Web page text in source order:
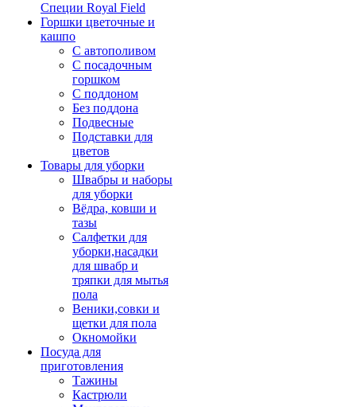
Специи Royal Field
Горшки цветочные и
кашпо
С автополивом
С посадочным
горшком
С поддоном
Без поддона
Подвесные
Подставки для
цветов
Товары для уборки
Швабры и наборы
для уборки
Вёдра, ковши и
тазы
Салфетки для
уборки,насадки
для швабр и
тряпки для мытья
пола
Веники,совки и
щетки для пола
Окномойки
Посуда для
приготовления
Тажины
Кастрюли